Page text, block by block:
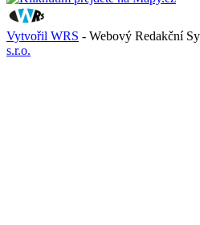
Vytvořil WRS - Webový Redakční
s.r.o.